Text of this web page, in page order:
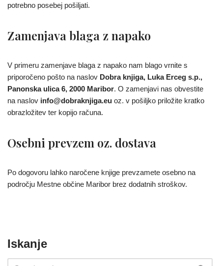
potrebno posebej pošiljati.
Zamenjava blaga z napako
V primeru zamenjave blaga z napako nam blago vrnite s
priporočeno pošto na naslov Dobra knjiga, Luka Erceg s.p.,
Panonska ulica 6, 2000 Maribor. O zamenjavi nas obvestite
na naslov info@dobraknjiga.eu oz. v pošiljko priložite kratko
obrazložitev ter kopijo računa.
Osebni prevzem oz. dostava
Po dogovoru lahko naročene knjige prevzamete osebno na
področju Mestne občine Maribor brez dodatnih stroškov.
Iskanje